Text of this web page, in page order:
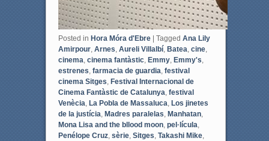
Posted in Hora Móra d'Ebre | Tagged Ana Lily
Amirpour, Arnes Aureli Villalbí, Batea cine,
cinema cinema fantàstic, Emmy, Emmy's
estrenes farmacia de guardia festival
cinema Sitges Festival Internacional de
Cinema Fantàstic de Catalunya festival
Venècia La Pobla de Massaluca Los jinetes
de la justícia Madres paralelas Manhatan,
Mona Lisa and the bllood moon, pel·lícula
Penélope Cruz, sèrie, Sitges Takashi Mike,